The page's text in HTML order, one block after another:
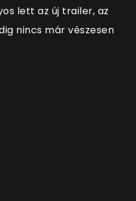
lett az új trailer, az
nincs már vészesen